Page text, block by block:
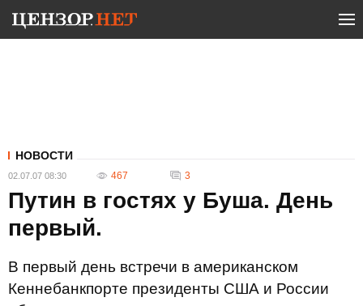
НОВОСТИ
02.07.07 08:30 467 3
Путин в гостях у Буша. День
первый.
В первый день встречи в американском
Кеннебанкпорте президенты США и России